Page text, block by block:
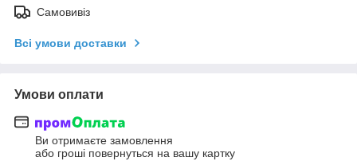
Самовивіз
Всі умови доставки
Умови оплати
Ви отримаєте замовлення
або гроші повернуться на вашу картку